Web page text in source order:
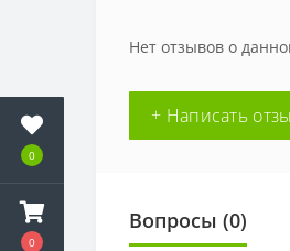
0
0
Нет отзывов о
+ Написать
Вопросы (0)